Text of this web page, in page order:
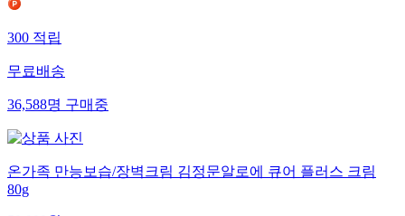
300 적립
무료배송
36,588명 구매중
온가족 만능보습/장벽크림 김정문알로에 큐어 플러스 크림
80g